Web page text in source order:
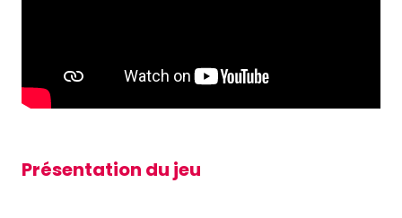
Présentation du jeu